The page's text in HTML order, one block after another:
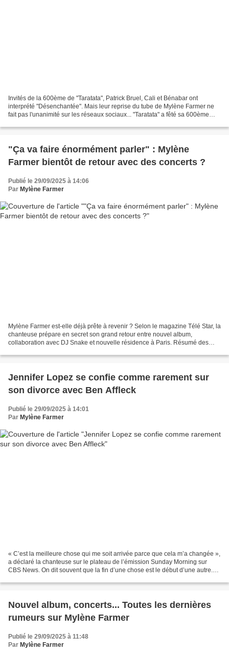
Invités de la 600ème de "Taratata", Patrick Bruel, Cali et Bénabar ont
interprété "Désenchantée". Mais leur reprise du tube de Mylène Farmer ne
fait pas l'unanimité sur les réseaux sociaux... "Taratata" a fêté sa 600ème
"Ça va faire énormément parler" : Mylène
Farmer bientôt de retour avec des concerts ?
Publié le 29/09/2025 à 14:06
Par Mylène Farmer
Mylène Farmer est-elle déjà prête à revenir ? Selon le magazine Télé Star, la
chanteuse prépare en secret son grand retour entre nouvel album,
collaboration avec DJ Snake et nouvelle résidence à Paris. Résumé des
Jennifer Lopez se confie comme rarement sur
son divorce avec Ben Affleck
Publié le 29/09/2025 à 14:01
Par Mylène Farmer
« C’est la meilleure chose qui me soit arrivée parce que cela m’a changée »,
a déclaré la chanteuse sur le plateau de l’émission Sunday Morning sur
CBS News. On dit souvent que la fin d’une chose est le début d’une autre.
Nouvel album, concerts... Toutes les dernières
rumeurs sur Mylène Farmer
Publié le 29/09/2025 à 11:48
Par Mylène Farmer